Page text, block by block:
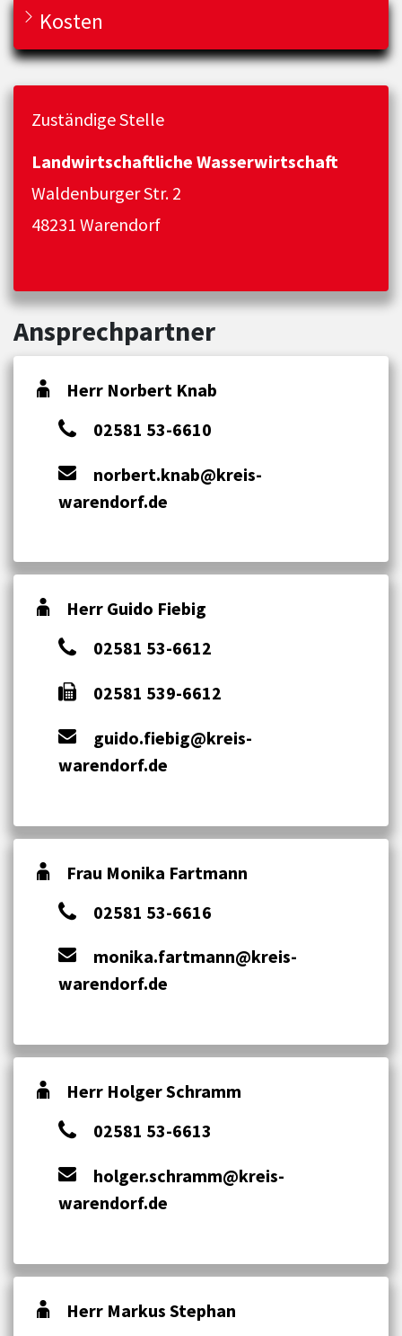
Kosten
Zuständige Stelle
Landwirtschaftliche Wasserwirtschaft
Waldenburger Str. 2
48231 Warendorf
Ansprechpartner
Herr Norbert Knab
02581 53-6610
norbert.knab@kreis-
warendorf.de
Herr Guido Fiebig
02581 53-6612
02581 539-6612
guido.fiebig@kreis-
warendorf.de
Frau Monika Fartmann
02581 53-6616
monika.fartmann@kreis-
warendorf.de
Herr Holger Schramm
02581 53-6613
holger.schramm@kreis-
warendorf.de
Herr Markus Stephan